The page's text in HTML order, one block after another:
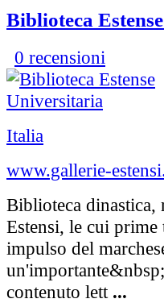
Biblioteca
0 recensioni
Italia
www.gallerie-
Biblioteca
Estensi, le cui
impulso del
contenuto lett ...